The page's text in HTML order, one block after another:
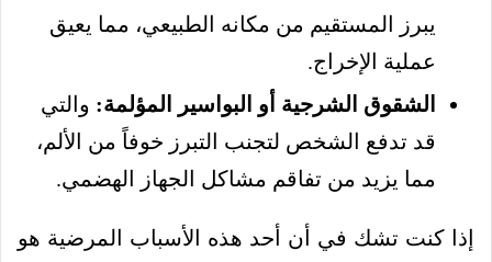
يبرز المستقيم من مكانه الطبيعي، مما يعيق
عملية الإخراج.
الشقوق الشرجية أو البواسير المؤلمة: والتي
قد تدفع الشخص لتجنب التبرز خوفاً من الألم،
مما يزيد من تفاقم مشاكل الجهاز الهضمي.
إذا كنت تشك في أن أحد هذه الأسباب المرضية هو